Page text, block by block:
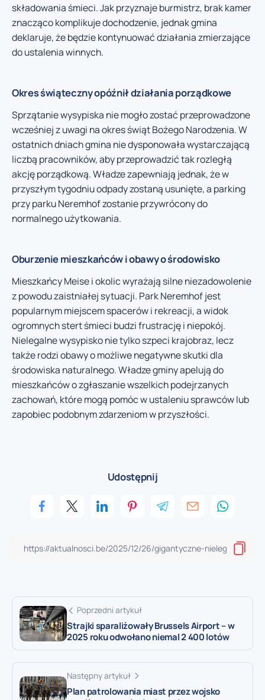
składowania śmieci. Jak przyznaje burmistrz, brak kamer
znacząco komplikuje dochodzenie, jednak gmina
deklaruje, że będzie kontynuować działania zmierzające
do ustalenia winnych.
Okres świąteczny opóźnił działania porządkowe
Sprzątanie wysypiska nie mogło zostać przeprowadzone
wcześniej z uwagi na okres świąt Bożego Narodzenia. W
ostatnich dniach gmina nie dysponowała wystarczającą
liczbą pracowników, aby przeprowadzić tak rozległą
akcję porządkową. Władze zapewniają jednak, że w
przyszłym tygodniu odpady zostaną usunięte, a parking
przy parku Neremhof zostanie przywrócony do
normalnego użytkowania.
Oburzenie mieszkańców i obawy o środowisko
Mieszkańcy Meise i okolic wyrażają silne niezadowolenie
z powodu zaistniałej sytuacji. Park Neremhof jest
popularnym miejscem spacerów i rekreacji, a widok
ogromnych stert śmieci budzi frustrację i niepokój.
Nielegalne wysypisko nie tylko szpeci krajobraz, lecz
także rodzi obawy o możliwe negatywne skutki dla
środowiska naturalnego. Władze gminy apelują do
mieszkańców o zgłaszanie wszelkich podejrzanych
zachowań, które mogą pomóc w ustaleniu sprawców lub
zapobiec podobnym zdarzeniom w przyszłości.
Udostępnij
Poprzedni artykuł
Strajki sparaliżowały Brussels Airport – w
2025 roku odwołano niemal 2 400 lotów
Następny artykuł
Plan patrolowania miast przez wojsko